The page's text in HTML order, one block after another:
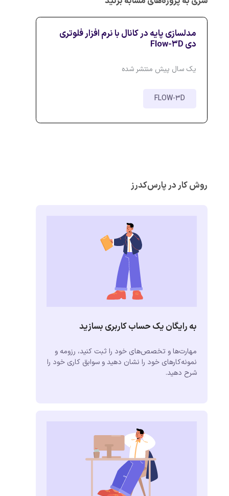
مدلسازی پایه در کانال با نرم افزار فلوتری
دی Flow-3D
یک سال پیش منتشر شده
FLOW-3D
روش کار در پارس‌کدرز
به رایگان یک حساب کاربری بسازید
مهارت‌ها و تخصص‌های خود را ثبت کنید، رزومه و
نمونه‌کارهای خود را نشان دهید و سوابق کاری خود را
شرح دهید.